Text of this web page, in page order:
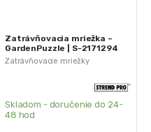
Zatrávňovacie mriežky
Zatrávňovacia mriežka –
GardenPuzzle | S-2171294
Skladom - doručenie do 24-
48 hod